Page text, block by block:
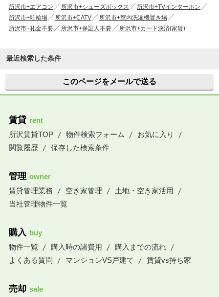
所沢市+エアコン
所沢市+シューズボックス
所沢市+TVインターホン
所沢市+駐輪場
所沢市+CATV
所沢市+室内洗濯機置き場
所沢市+礼金不要
所沢市+保証人不要 所沢市+カード決済(家賃)
最近検索した条件
このページをメールで送る
賃貸 rent
所沢賃貸TOP
物件検索フォーム
お気に入り
閲覧履歴
保存した検索条件
管理 owner
賃貸管理業務
空き家管理
土地・空き家活用
当社管理物件一覧
購入 buy
物件一覧
購入時の諸費用
購入までの流れ
よくある質問
マンションVS戸建て 賃貸vs持ち家
売却 sale